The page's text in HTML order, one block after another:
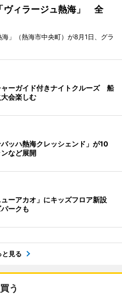
ヴィラージュ熱海」 全
」（熱海市中央町）が8月1日、グラ
ャーガイド付きナイトクルーズ 船
会楽しむ
バッハ熱海クレッシェンド」が10
など展開
ーアカオ」にキッズフロア新設
ークも
と見る
買う